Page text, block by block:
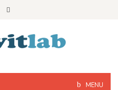
MENU